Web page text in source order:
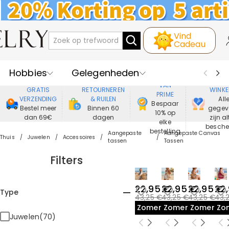
Vind
Cadeau
Hobbies
Gelegenheden
Recipienten
Best Verkochte
Nieuwe
Juwelen
GRATIS
VERZENDING
Bestel meer
dan 69€
RETOURNEREN
& RUILEN
Binnen 60
dagen
VAN
PRIME
Bespaar
10% op
elke
bestelling
Alle
zijn
Thuis Juwelen Accessoires
Aangepaste
tassen
Aangepaste Canvas
Tassen
Filters
Type
Juwelen(70)
22,95 €
43,25 €
Zomeruitverkoop
22,95 €
43,25 €
Zomeruitverkoop
22,95 €
43,25 €